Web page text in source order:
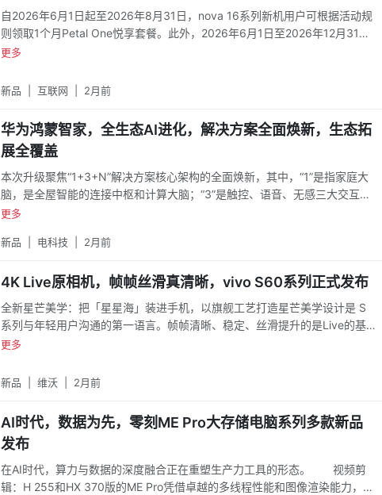
自2026年6月1日起至2026年8月31日，nova 16系列新机用户可根据活动规
则领取1个月Petal One悦享套餐。此外，2026年6月1日至2026年12月31
日，凡购买nova 16系列手机的高校学生（包括已拿到录取通知书的高考
元的12个月的音乐超钻会员、12个月的云空间200 GB以及12个月的华为影视
更多
新品 互联网 2月前
华为鸿蒙智家，全生态AI进化，解决方案全面焕新，生态拓
展全覆盖
本次升级聚焦“1+3+N”解决方案核心架构的全面焕新，其中，“1”是指家庭大
脑，是全屋智能的连接中枢和计算大脑；“3”是触控、语音、无感三大交互方
式，让用户在任意空间都能实现便捷高效的交互；“N”则是涵盖照明、遮阳、
生活体验。AI再进化，交互更无感，智慧家会思考、能感知、更贴心家庭大
大脑高效运转的核心AI能力。
更多
新品 电科技 2月前
4K Live原相机，帧帧丝滑真清晰，vivo S60系列正式发布
全新星芒美学：把「星星海」装进手机，以旗舰工艺打造星芒美学设计是 S
系列与年轻用户沟通的第一语言。帧帧清晰、稳定、丝滑提升的是Live的基
础体验，S60标准版首发的星光Live则解决了动态影像的氛围表达。
更多
新品 维沃 2月前
AI时代，数据为先，零刻ME Pro大存储电脑系列多款新品
发布
在AI时代，算力与数据的深度融合正在重塑生产力工具的形态。 视频剪
辑：H 255和HX 370版的ME Pro凭借卓越的多线程性能和图像渲染能力，可